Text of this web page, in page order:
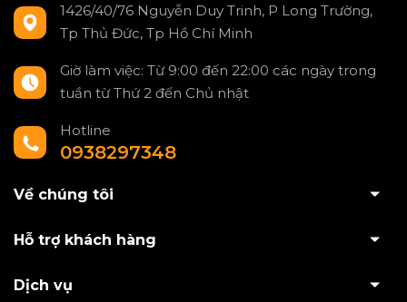
1426/40/76 Nguyễn Duy Trinh, P Long Trường,
Tp Thủ Đức, Tp Hồ Chí Minh
Giờ làm việc: Từ 9:00 đến 22:00 các ngày trong
tuần từ Thứ 2 đến Chủ nhật
Hotline
0938297348
Về chúng tôi
Hỗ trợ khách hàng
Dịch vụ